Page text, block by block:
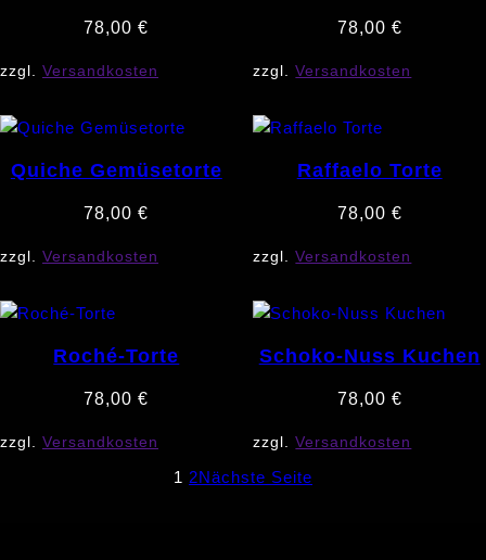
78,00€
zzgl. Versandkosten
78,00 €
zzgl.Versandkosten
Quiche Gemüsetorte
78,00€
zzgl. Versandkosten
Raffaelo Torte
78,00 €
zzgl.Versandkosten
Roché-Torte
78,00€
zzgl. Versandkosten
Schoko-Nuss Kuchen
78,00 €
zzgl.Versandkosten
1 2Nächste Seite